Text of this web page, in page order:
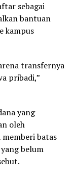
sebagai
bantuan
kampus
transfernya
pribadi,”
yang
oleh
batas
belum